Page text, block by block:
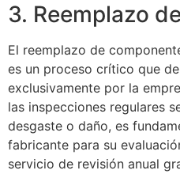
3. Reemplazo
El reemplazo de
es un proceso crítico que
exclusivamente por la
las inspecciones regulares
desgaste o daño, es
fabricante para su
servicio de revisión anual